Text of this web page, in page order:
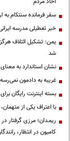
سفر فرمانده سنتکام به
خبر تعطیلی مدرسه
یمن: تشکیل ائتلاف
شد
نشان استاندارد به
غریبه به دادمون
بسته اینترنت رایگان
با اعتراف یکی از
کامیون در انتظار،